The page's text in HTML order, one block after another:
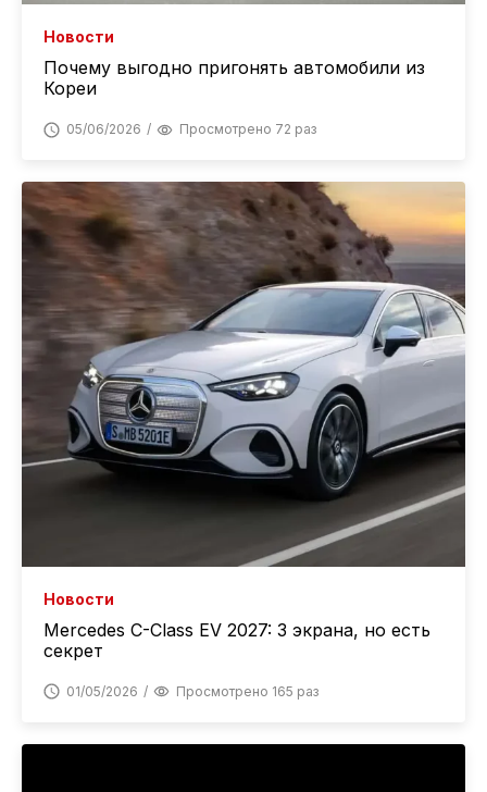
Новости
Почему выгодно пригонять автомобили из
Кореи
05/06/2026 Просмотрено 72 раз
Новости
Mercedes C-Class EV 2027: 3 экрана, но есть
секрет
01/05/2026 Просмотрено 165 раз